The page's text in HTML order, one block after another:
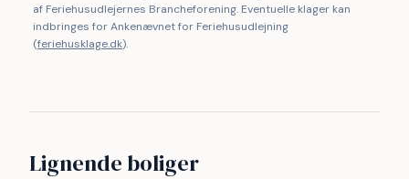
af Feriehusudlejernes Brancheforening. Eventuelle klager kan
indbringes for Ankenævnet for Feriehusudlejning
(feriehusklage.dk).
Lignende boliger